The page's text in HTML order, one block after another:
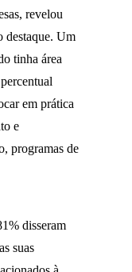
revelou
destaque. Um
tinha área
em prática
e
programas de
disseram
suas